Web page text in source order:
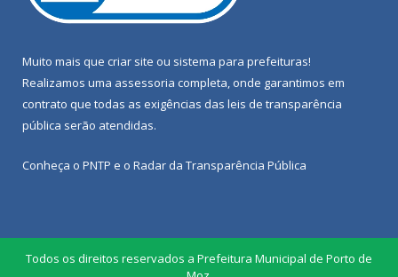
Muito mais que criar site ou sistema para prefeituras!
Realizamos uma assessoria completa, onde garantimos em
contrato que todas as exigências das leis de transparência
pública serão atendidas.
Conheça o PNTP e o Radar da Transparência Pública
Todos os direitos reservados a Prefeitura Municipal de Porto de